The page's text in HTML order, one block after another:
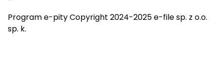
Program e-pity Copyright 2024-2025 e-file sp. z o.o.
sp. k.